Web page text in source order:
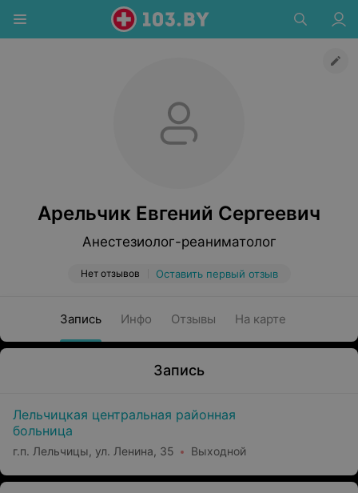
Арельчик Евгений Сергеевич
Анестезиолог-реаниматолог
Нет отзывов Оставить первый отзыв
Запись Инфо Отзывы На карте
Запись
Лельчицкая центральная районная
больница
г.п. Лельчицы, ул. Ленина, 35 Выходной